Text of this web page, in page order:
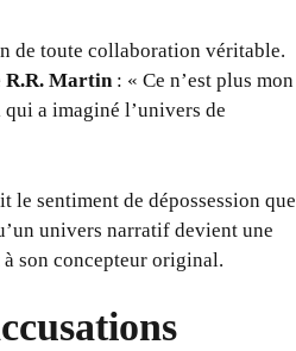
de toute collaboration véritable.
R.R. Martin: « Ce n’est plus mon
qui a imaginé l’univers de
sentiment de dépossession que
univers narratif devient une
son concepteur original.